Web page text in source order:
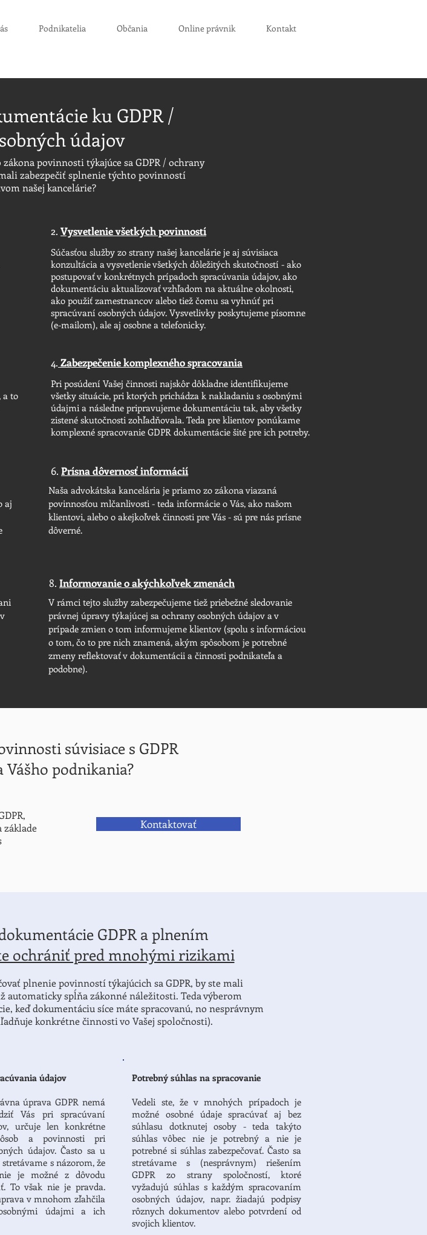
Podnikatelia Občania Online právnik Kontakt
ku GDPR /
údajov
povinnosti týkajúce sa GDPR / ochrany
zabezpečiť splnenie týchto povinností
našej kancelárie?
a to
aj
2. Vysvetlenie všetkých povinností
Súčasťou služby zo strany našej kancelárie je aj súvisiaca
konzultácia a vysvetlenie všetkých dôležitých skutočností - ako
postupovať v konkrétnych prípadoch spracúvania údajov, ako
dokumentáciu aktualizovať vzhľadom na aktuálne okolnosti,
ako použiť zamestnancov alebo tiež čomu sa vyhnúť pri
spracúvaní osobných údajov. Vysvetlivky poskytujeme písomne
(e-mailom), ale aj osobne a telefonicky.
4. Zabezpečenie komplexného spracovania
Pri posúdení Vašej činnosti najskôr dôkladne identifikujeme
všetky situácie, pri ktorých prichádza k nakladaniu s osobnými
údajmi a následne pripravujeme dokumentáciu tak, aby všetky
zistené skutočnosti zohľadňovala. Teda pre klientov ponúkame
komplexné spracovanie GDPR dokumentácie šité pre ich potreby.
6. Prísna dôvernosť informácií
Naša advokátska kancelária je priamo zo zákona viazaná
povinnosťou mlčanlivosti - teda informácie o Vás, ako našom
klientovi, alebo o akejkoľvek činnosti pre Vás - sú pre nás prísne
dôverné.
8. Informovanie o akýchkoľvek zmenách
V rámci tejto služby zabezpečujeme tiež priebežné sledovanie
právnej úpravy týkajúcej sa ochrany osobných údajov a v
prípade zmien o tom informujeme klientov (spolu s informáciou
o tom, čo to pre nich znamená, akým spôsobom je potrebné
zmeny reflektovať v dokumentácii a činnosti podnikateľa a
podobne).
súvisiace s GDPR
Vášho podnikania?
Kontaktovať
GDPR a plnením
ochrániť pred mnohými rizikami
plnenie povinností týkajúcich sa GDPR, by ste mali
spĺňa zákonné náležitosti. Teda výberom
keď dokumentáciu síce máte spracovanú, no nesprávnym
konkrétne činnosti vo Vašej spoločnosti).
údajov
úprava GDPR nemá
Vás pri spracúvaní
určuje len konkrétne
a povinnosti pri
údajov. Často sa u
s názorom, že
je možné z dôvodu
To však nie je pravda.
v mnohom zľahčila
údajmi a ich
Potrebný súhlas na spracovanie
Vedeli ste, že v mnohých prípadoch je
možné osobné údaje spracúvať aj bez
súhlasu dotknutej osoby - teda takýto
súhlas vôbec nie je potrebný a nie je
potrebné si súhlas zabezpečovať. Často sa
stretávame s (nesprávnym) riešením
GDPRzo strany spoločností, ktoré
vyžadujú súhlas s každým spracovaním
osobných údajov, napr. žiadajú podpisy
rôznych dokumentov alebo potvrdení od
svojich klientov.